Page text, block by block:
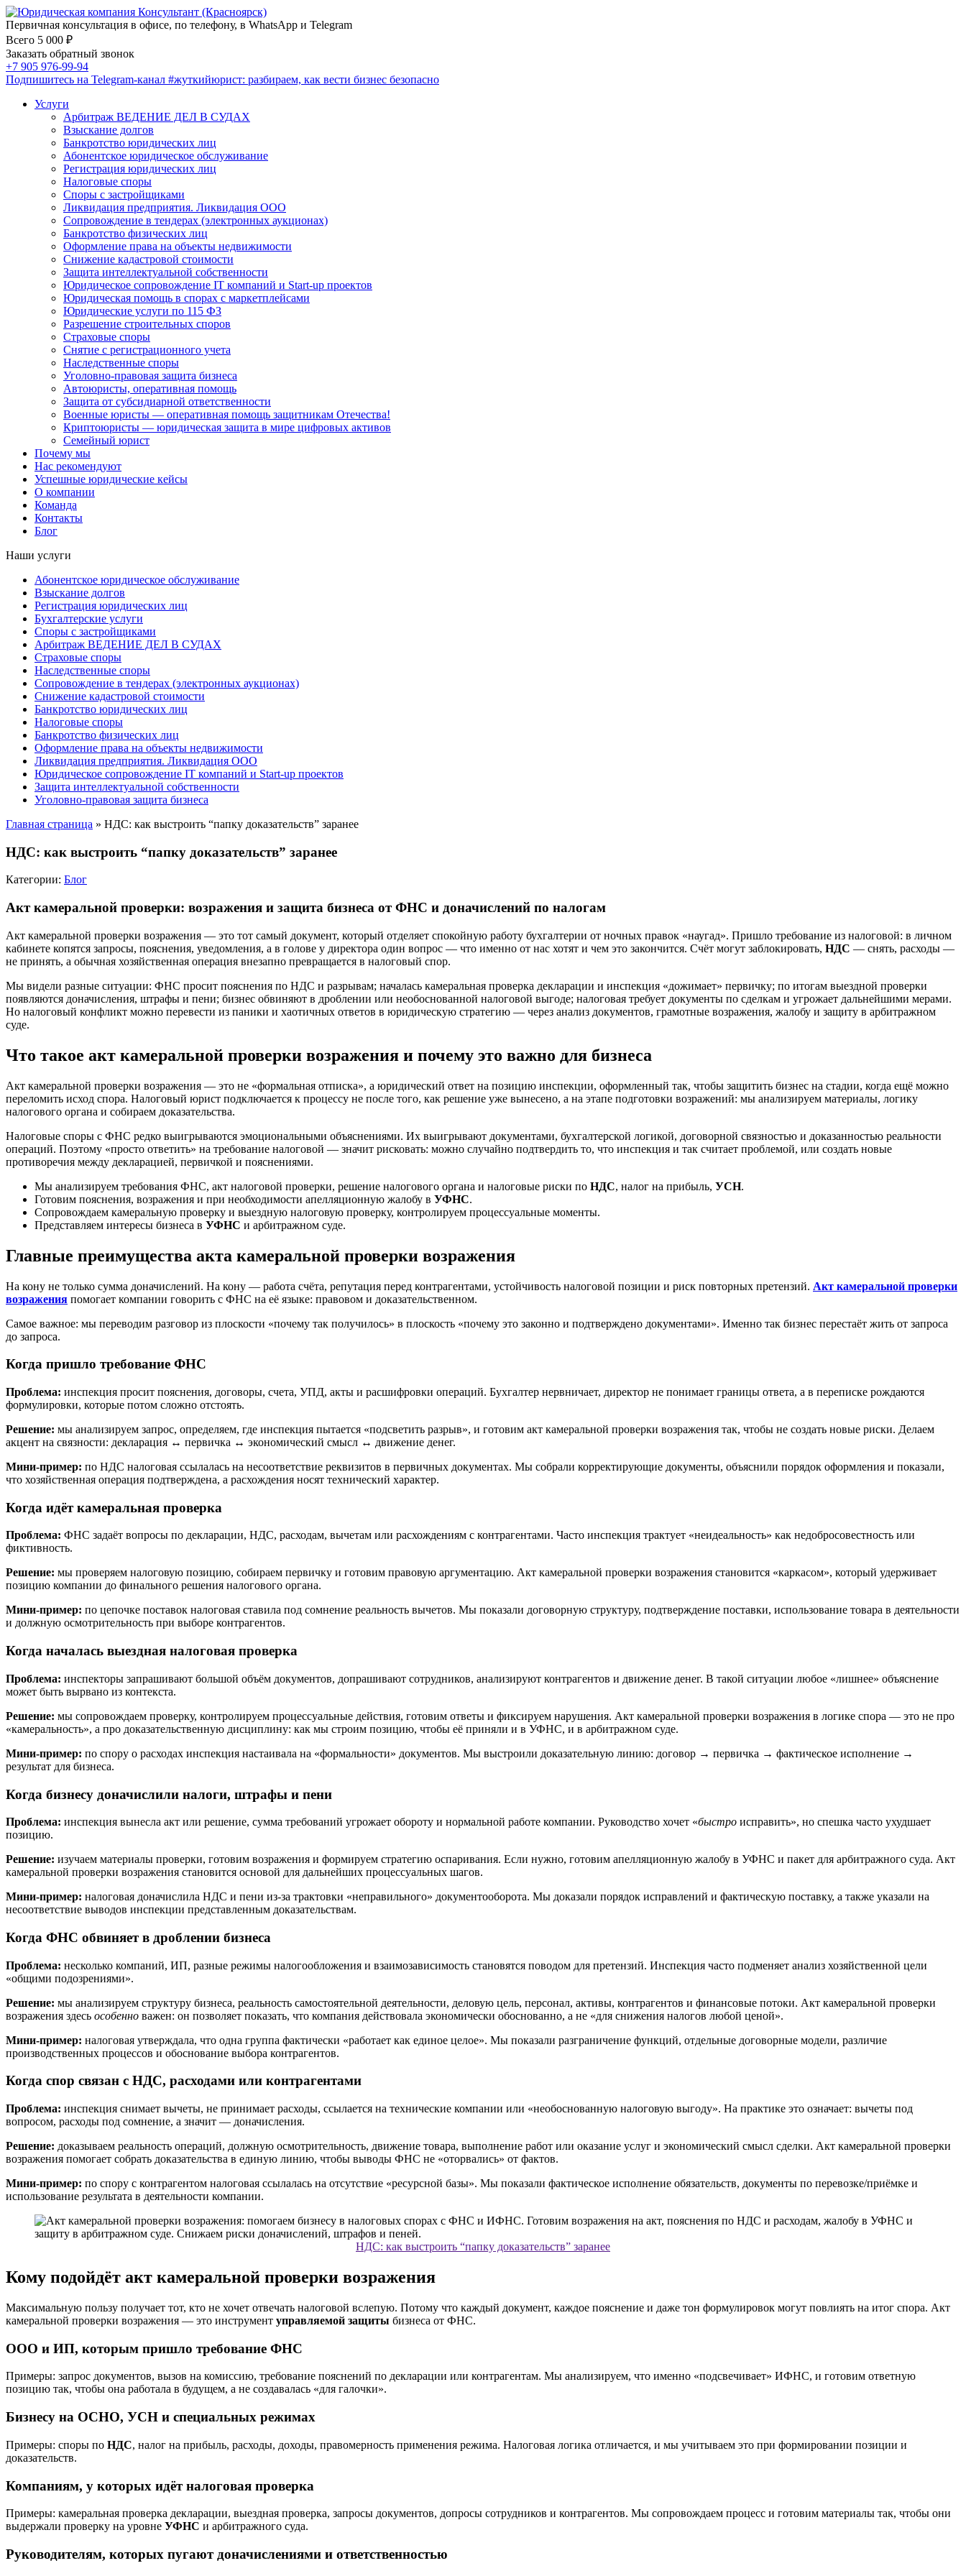
Первичная консультация в офисе, по телефону, в WhatsApp и Telegram
Всего 5 000 ₽
Заказать обратный звонок
+7 905 976-99-94
Подпишитесь на Telegram-канал #жуткийюрист: разбираем, как вести бизнес безопасно
Услуги
Арбитраж ВЕДЕНИЕ ДЕЛ В СУДАХ
Взыскание долгов
Банкротство юридических лиц
Абонентское юридическое обслуживание
Регистрация юридических лиц
Налоговые споры
Споры с застройщиками
Ликвидация предприятия. Ликвидация ООО
Сопровождение в тендерах (электронных аукционах)
Банкротство физических лиц
Оформление права на объекты недвижимости
Снижение кадастровой стоимости
Защита интеллектуальной собственности
Юридическое сопровождение IT компаний и Start-up проектов
Юридическая помощь в спорах с маркетплейсами
Юридические услуги по 115 ФЗ
Разрешение строительных споров
Страховые споры
Снятие с регистрационного учета
Наследственные споры
Уголовно-правовая защита бизнеса
Автоюристы, оперативная помощь
Защита от субсидиарной ответственности
Военные юристы — оперативная помощь защитникам Отечества!
Криптоюристы — юридическая защита в мире цифровых активов
Семейный юрист
Почему мы
Нас рекомендуют
Успешные юридические кейсы
О компании
Команда
Контакты
Блог
Наши услуги
Абонентское юридическое обслуживание
Взыскание долгов
Регистрация юридических лиц
Бухгалтерские услуги
Споры с застройщиками
Арбитраж ВЕДЕНИЕ ДЕЛ В СУДАХ
Страховые споры
Наследственные споры
Сопровождение в тендерах (электронных аукционах)
Снижение кадастровой стоимости
Банкротство юридических лиц
Налоговые споры
Банкротство физических лиц
Оформление права на объекты недвижимости
Ликвидация предприятия. Ликвидация ООО
Юридическое сопровождение IT компаний и Start-up проектов
Защита интеллектуальной собственности
Уголовно-правовая защита бизнеса
Главная страница » НДС: как выстроить “папку доказательств” заранее
НДС: как выстроить “папку доказательств” заранее
Категории: Блог
Акт камеральной проверки: возражения и защита бизнеса от ФНС и доначислений по налогам
Акт камеральной проверки возражения — это тот самый документ, который отделяет спокойную работу бухгалтерии от ночных правок «наугад». Пришло требование из налоговой: в личном
кабинете копятся запросы, пояснения, уведомления, а в голове у директора один вопрос — что именно от нас хотят и чем это закончится. Счёт могут заблокировать, НДС — снять, расходы —
не принять, а обычная хозяйственная операция внезапно превращается в налоговый спор.
Мы видели разные ситуации: ФНС просит пояснения по НДС и разрывам; началась камеральная проверка декларации и инспекция «дожимает» первичку; по итогам выездной проверки
появляются доначисления, штрафы и пени; бизнес обвиняют в дроблении или необоснованной налоговой выгоде; налоговая требует документы по сделкам и угрожает дальнейшими мерами.
Но налоговый конфликт можно перевести из паники и хаотичных ответов в юридическую стратегию — через анализ документов, грамотные возражения, жалобу и защиту в арбитражном
суде.
Что такое акт камеральной проверки возражения и почему это важно для бизнеса
Акт камеральной проверки возражения — это не «формальная отписка», а юридический ответ на позицию инспекции, оформленный так, чтобы защитить бизнес на стадии, когда ещё можно
переломить исход спора. Налоговый юрист подключается к процессу не после того, как решение уже вынесено, а на этапе подготовки возражений: мы анализируем материалы, логику
налогового органа и собираем доказательства.
Налоговые споры с ФНС редко выигрываются эмоциональными объяснениями. Их выигрывают документами, бухгалтерской логикой, договорной связностью и доказанностью реальности
операций. Поэтому «просто ответить» на требование налоговой — значит рисковать: можно случайно подтвердить то, что инспекция и так считает проблемой, или создать новые
противоречия между декларацией, первичкой и пояснениями.
Мы анализируем требования ФНС, акт налоговой проверки, решение налогового органа и налоговые риски по НДС, налог на прибыль, УСН.
Готовим пояснения, возражения и при необходимости апелляционную жалобу в УФНС.
Сопровождаем камеральную проверку и выездную налоговую проверку, контролируем процессуальные моменты.
Представляем интересы бизнеса в УФНС и арбитражном суде.
Главные преимущества акта камеральной проверки возражения
На кону не только сумма доначислений. На кону — работа счёта, репутация перед контрагентами, устойчивость налоговой позиции и риск повторных претензий. Акт камеральной проверки
возражения помогает компании говорить с ФНС на её языке: правовом и доказательственном.
Самое важное: мы переводим разговор из плоскости «почему так получилось» в плоскость «почему это законно и подтверждено документами». Именно так бизнес перестаёт жить от запроса
до запроса.
Когда пришло требование ФНС
Проблема: инспекция просит пояснения, договоры, счета, УПД, акты и расшифровки операций. Бухгалтер нервничает, директор не понимает границы ответа, а в переписке рождаются
формулировки, которые потом сложно отстоять.
Решение: мы анализируем запрос, определяем, где инспекция пытается «подсветить разрыв», и готовим акт камеральной проверки возражения так, чтобы не создать новые риски. Делаем
акцент на связности: декларация ↔ первичка ↔ экономический смысл ↔ движение денег.
Мини-пример: по НДС налоговая ссылалась на несоответствие реквизитов в первичных документах. Мы собрали корректирующие документы, объяснили порядок оформления и показали,
что хозяйственная операция подтверждена, а расхождения носят технический характер.
Когда идёт камеральная проверка
Проблема: ФНС задаёт вопросы по декларации, НДС, расходам, вычетам или расхождениям с контрагентами. Часто инспекция трактует «неидеальность» как недобросовестность или
фиктивность.
Решение: мы проверяем налоговую позицию, собираем первичку и готовим правовую аргументацию. Акт камеральной проверки возражения становится «каркасом», который удерживает
позицию компании до финального решения налогового органа.
Мини-пример: по цепочке поставок налоговая ставила под сомнение реальность вычетов. Мы показали договорную структуру, подтверждение поставки, использование товара в деятельности
и должную осмотрительность при выборе контрагентов.
Когда началась выездная налоговая проверка
Проблема: инспекторы запрашивают большой объём документов, допрашивают сотрудников, анализируют контрагентов и движение денег. В такой ситуации любое «лишнее» объяснение
может быть вырвано из контекста.
Решение: мы сопровождаем проверку, контролируем процессуальные действия, готовим ответы и фиксируем нарушения. Акт камеральной проверки возражения в логике спора — это не про
«камеральность», а про доказательственную дисциплину: как мы строим позицию, чтобы её приняли и в УФНС, и в арбитражном суде.
Мини-пример: по спору о расходах инспекция настаивала на «формальности» документов. Мы выстроили доказательную линию: договор → первичка → фактическое исполнение →
результат для бизнеса.
Когда бизнесу доначислили налоги, штрафы и пени
Проблема: инспекция вынесла акт или решение, сумма требований угрожает обороту и нормальной работе компании. Руководство хочет «быстро исправить», но спешка часто ухудшает
позицию.
Решение: изучаем материалы проверки, готовим возражения и формируем стратегию оспаривания. Если нужно, готовим апелляционную жалобу в УФНС и пакет для арбитражного суда. Акт
камеральной проверки возражения становится основой для дальнейших процессуальных шагов.
Мини-пример: налоговая доначислила НДС и пени из-за трактовки «неправильного» документооборота. Мы доказали порядок исправлений и фактическую поставку, а также указали на
несоответствие выводов инспекции представленным доказательствам.
Когда ФНС обвиняет в дроблении бизнеса
Проблема: несколько компаний, ИП, разные режимы налогообложения и взаимозависимость становятся поводом для претензий. Инспекция часто подменяет анализ хозяйственной цели
«общими подозрениями».
Решение: мы анализируем структуру бизнеса, реальность самостоятельной деятельности, деловую цель, персонал, активы, контрагентов и финансовые потоки. Акт камеральной проверки
возражения здесь особенно важен: он позволяет показать, что компания действовала экономически обоснованно, а не «для снижения налогов любой ценой».
Мини-пример: налоговая утверждала, что одна группа фактически «работает как единое целое». Мы показали разграничение функций, отдельные договорные модели, различие
производственных процессов и обоснование выбора контрагентов.
Когда спор связан с НДС, расходами или контрагентами
Проблема: инспекция снимает вычеты, не принимает расходы, ссылается на технические компании или «необоснованную налоговую выгоду». На практике это означает: вычеты под
вопросом, расходы под сомнение, а значит — доначисления.
Решение: доказываем реальность операций, должную осмотрительность, движение товара, выполнение работ или оказание услуг и экономический смысл сделки. Акт камеральной проверки
возражения помогает собрать доказательства в единую линию, чтобы выводы ФНС не «оторвались» от фактов.
Мини-пример: по спору с контрагентом налоговая ссылалась на отсутствие «ресурсной базы». Мы показали фактическое исполнение обязательств, документы по перевозке/приёмке и
использование результата в деятельности компании.
НДС: как выстроить “папку доказательств” заранее
Кому подойдёт акт камеральной проверки возражения
Максимальную пользу получает тот, кто не хочет отвечать налоговой вслепую. Потому что каждый документ, каждое пояснение и даже тон формулировок могут повлиять на итог спора. Акт
камеральной проверки возражения — это инструмент управляемой защиты бизнеса от ФНС.
ООО и ИП, которым пришло требование ФНС
Примеры: запрос документов, вызов на комиссию, требование пояснений по декларации или контрагентам. Мы анализируем, что именно «подсвечивает» ИФНС, и готовим ответную
позицию так, чтобы она работала в будущем, а не создавалась «для галочки».
Бизнесу на ОСНО, УСН и специальных режимах
Примеры: споры по НДС, налог на прибыль, расходы, доходы, правомерность применения режима. Налоговая логика отличается, и мы учитываем это при формировании позиции и
доказательств.
Компаниям, у которых идёт налоговая проверка
Примеры: камеральная проверка декларации, выездная проверка, запросы документов, допросы сотрудников и контрагентов. Мы сопровождаем процесс и готовим материалы так, чтобы они
выдержали проверку на уровне УФНС и арбитражного суда.
Руководителям, которых пугают доначислениями и ответственностью